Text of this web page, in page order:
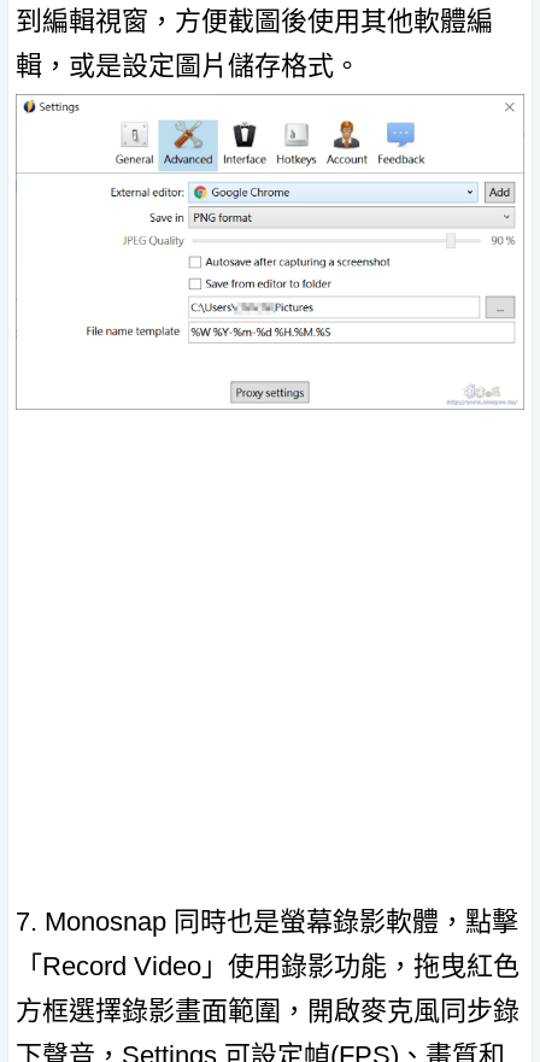
到編輯視窗，方便截圖後使用其他軟體編
輯，或是設定圖片儲存格式。
7. Monosnap 同時也是螢幕錄影軟體，點擊
「Record Video」使用錄影功能，拖曳紅色
方框選擇錄影畫面範圍，開啟麥克風同步錄
下聲音，Settings 可設定幀(FPS)、畫質和